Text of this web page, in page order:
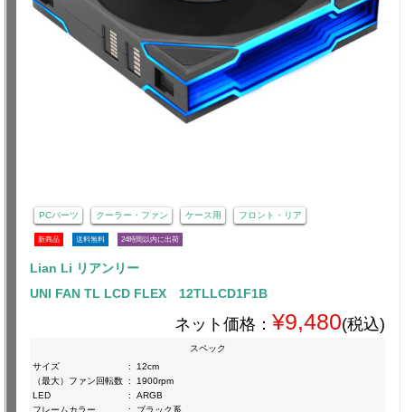
PCパーツ クーラー・ファン ケース用 フロント・リア
新商品 送料無料 24時間以内に出荷
Lian Li リアンリー
UNI FAN TL LCD FLEX 12TLLCD1F1B
ネット価格： ¥9,480(税込)
スペック
サイズ
:
12cm
（最大）ファン回転数 :
1900rpm
LED
:
ARGB
フレームカラー
: ブラック系